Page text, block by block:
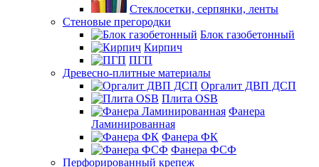
Стеклосетки, серпянки, ленты
Стеновые прегородки
Блок газобетонный
Кирпич
ПГП
Древесно-плитные материалы
Оргалит ДВП ДСП
Плита OSB
Фанера
Ламинированная
Фанера ФК
Фанера ФСФ
Перфорированный крепеж